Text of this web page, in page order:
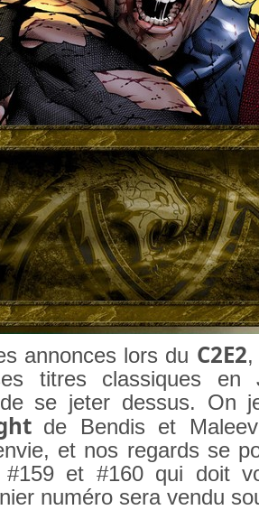
annonces lors du C2E2
titres classiques en
de se jeter dessus. On
de Bendis et
et nos regards se
#159 et #160 qui doit
numéro sera vendu